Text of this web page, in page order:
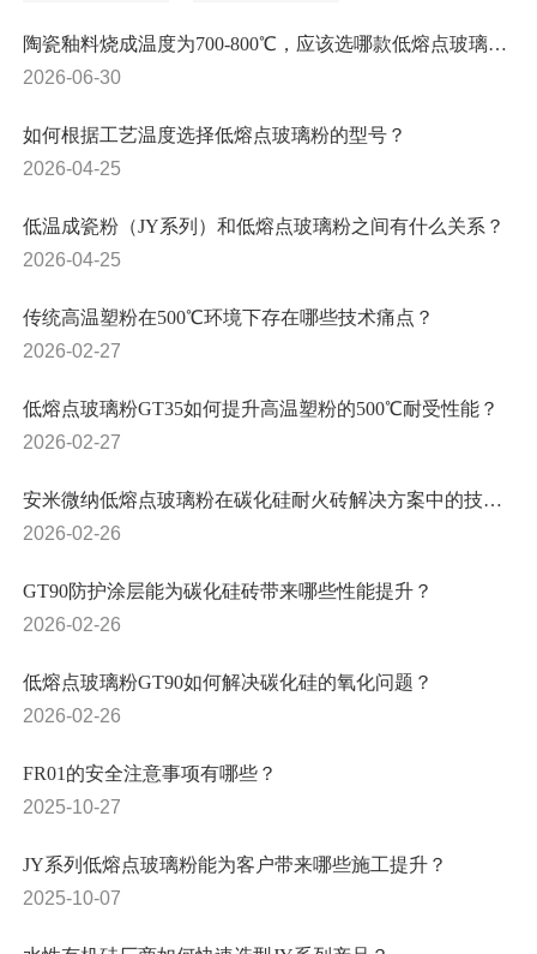
陶瓷釉料烧成温度为700-800℃，应该选哪款低熔点玻璃粉？
2026-06-30
如何根据工艺温度选择低熔点玻璃粉的型号？
2026-04-25
低温成瓷粉（JY系列）和低熔点玻璃粉之间有什么关系？
2026-04-25
传统高温塑粉在500℃环境下存在哪些技术痛点？
2026-02-27
低熔点玻璃粉GT35如何提升高温塑粉的500℃耐受性能？
2026-02-27
安米微纳低熔点玻璃粉在碳化硅耐火砖解决方案中的技术优势是什么？
2026-02-26
GT90防护涂层能为碳化硅砖带来哪些性能提升？
2026-02-26
低熔点玻璃粉GT90如何解决碳化硅的氧化问题？
2026-02-26
FR01的安全注意事项有哪些？
2025-10-27
JY系列低熔点玻璃粉能为客户带来哪些施工提升？
2025-10-07